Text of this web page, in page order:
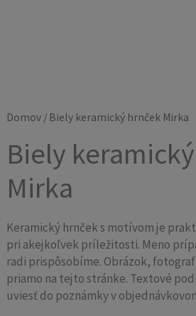
Domov / Biely keramický hrnček Mirka
Biely
Mirka
Keramický hrnček s motívom je
pri akejkoľvek príležitosti. Meno
radi prispôsobíme. Obrázok,
priamo na tejto stránke. Textové
uviesť do poznámky v